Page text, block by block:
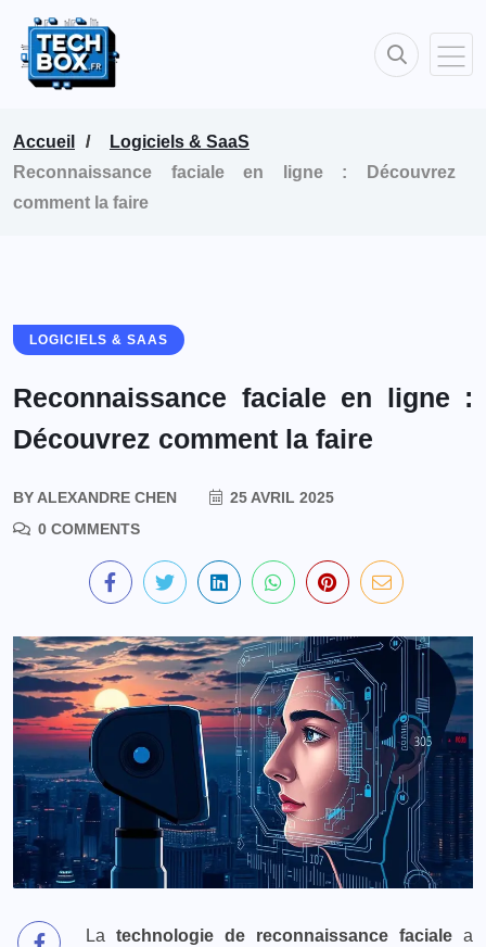
Accueil
Logiciels & SaaS
Reconnaissance faciale en ligne : Découvrez
comment la faire
LOGICIELS & SAAS
Reconnaissance faciale en ligne :
Découvrez comment la faire
BY ALEXANDRE CHEN
25 AVRIL 2025
0 COMMENTS
La technologie de reconnaissance faciale a